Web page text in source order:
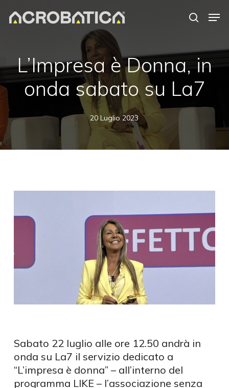
L’Impresa è Donna, in
onda sabato su La7
20 Luglio 2023
Sabato 22 luglio alle ore 12.50 andrà in
onda su La7 il servizio dedicato a
“L’impresa è donna” – all’interno del
programma LIKE – l’associazione senza